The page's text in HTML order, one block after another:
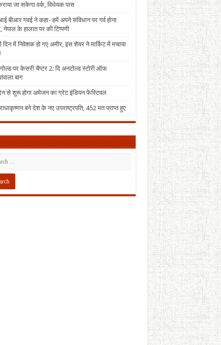
जा सकेगा वर्क, विधेयक पास
बीआर गवई ने कहा- हमें अपने संविधान पर गर्व होना
नेपाल के हालात पर की टिप्पणी
दिन में निवेशक हो गए अमीर, इस शेयर ने मार्किट में मचाया
गोल्ड पर केसरी चैप्टर 2: दि अनटोल्ड स्टोरी ऑफ
बाग
से शुरू होगा अमेजन का ग्रेट इंडियन फेस्टिवल
बने देश के नए उपराष्ट्रपति, 452 मत प्राप्त हुए